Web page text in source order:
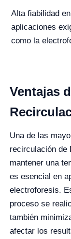
Alta fiabilidad en
aplicaciones
como la
Ventajas
Una de las
recirculación de
mantener una
es esencial en
electroforesis.
proceso se
también
afectar los